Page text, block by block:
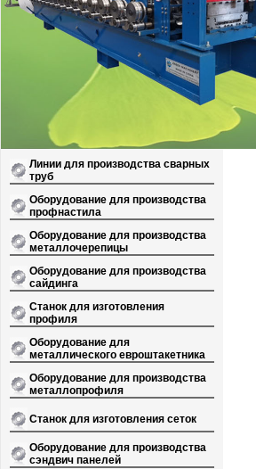
Линии для производства сварных
труб
Оборудование для производства
профнастила
Оборудование для производства
металлочерепицы
Оборудование для производства
сайдинга
Станок для изготовления
профиля
Оборудование для
металлического евроштакетника
Оборудование для производства
металлопрофиля
Станок для изготовления сеток
Оборудование для производства
сэндвич панелей